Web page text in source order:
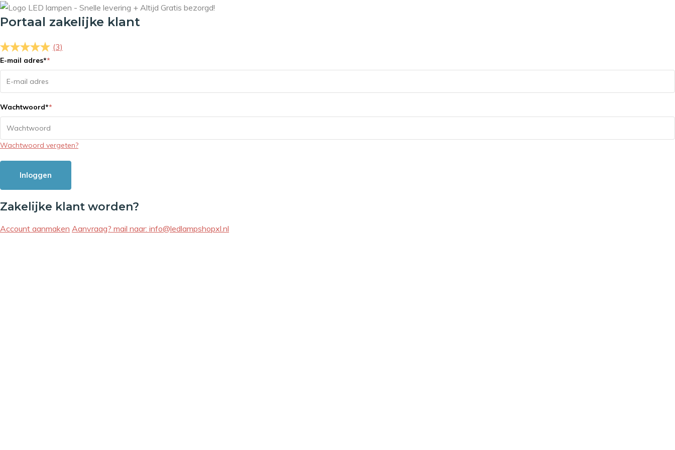
Portaal zakelijke klant
(3)
E-mail adres**
Wachtwoord**
Wachtwoord vergeten?
Inloggen
Zakelijke klant worden?
Account aanmaken Aanvraag? mail naar: info@ledlampshopxl.nl